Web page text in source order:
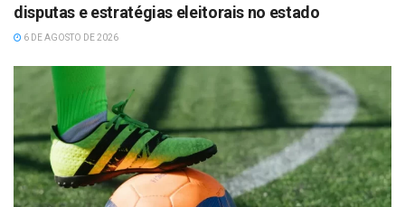
disputas e estratégias eleitorais no estado
6 DE AGOSTO DE 2026